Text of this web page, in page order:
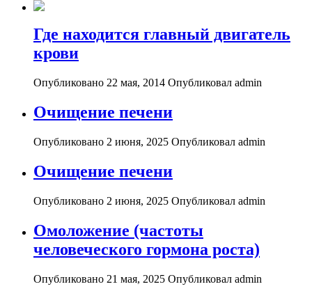
Где находится главный двигатель
крови
Опубликовано 22 мая, 2014 Опубликовал admin
Очищение печени
Опубликовано 2 июня, 2025 Опубликовал admin
Очищение печени
Опубликовано 2 июня, 2025 Опубликовал admin
Омоложение (частоты
человеческого гормона роста)
Опубликовано 21 мая, 2025 Опубликовал admin